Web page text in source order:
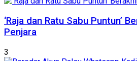
‘Raja dan Ratu Sabu Puntun’
Penjara
3